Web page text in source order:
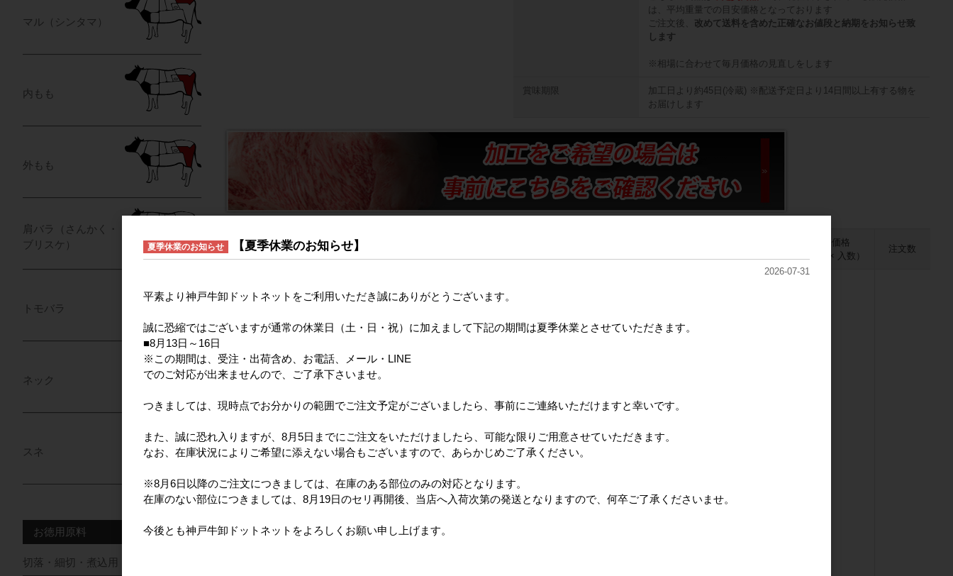
は、平均重量での目安価格となっております
ご注文後、 改めて送料を含めた正確なお値段と納期をお知らせ致
します
※相場に合わせて毎月価格の見直しをします
賞味期限
加工日より約45日(冷蔵) ※配送予定日より14日間以上有する物を
お届けします
販売価格
（単価 × 入数）
注文数
黒毛和牛 A5等級
歩留まり【個体差があり、目安での表記としております】
80％前後（スジ・脂を取り除いた可食部での想定） ※掃除の割合や提供方法により異なります。
【配送についての確認事項】
別途送料を頂戴いたしますが「冷凍・冷蔵別便」も承ります。
下記のチェックボックスを選択お願いいたします。
追加オプション
マル（シンタマ）
内もも
外もも
肩バラ（さんかく・
ブリスケ）
トモバラ
ネック
スネ
お徳用原料
切落・細切・煮込用・牛脂
夏季休業のお知らせ 【夏季休業のお知らせ】
2026-07-31
平素より神戸牛卸ドットネットをご利用いただき誠にありがとうございます。
誠に恐縮ではございますが通常の休業日（土・日・祝）に加えまして下記の期間は夏季休業とさせていただきます。
■8月13日～16日
※この期間は、受注・出荷含め、お電話、メール・LINE
でのご対応が出来ませんので、ご了承下さいませ。
つきましては、現時点でお分かりの範囲でご注文予定がございましたら、事前にご連絡いただけますと幸いです。
また、誠に恐れ入りますが、8月5日までにご注文をいただけましたら、可能な限りご用意させていただきます。
なお、在庫状況によりご希望に添えない場合もございますので、あらかじめご了承ください。
※8月6日以降のご注文につきましては、在庫のある部位のみの対応となります。
在庫のない部位につきましては、8月19日のセリ再開後、当店へ入荷次第の発送となりますので、何卒ご了承くださいませ。
今後とも神戸牛卸ドットネットをよろしくお願い申し上げます。